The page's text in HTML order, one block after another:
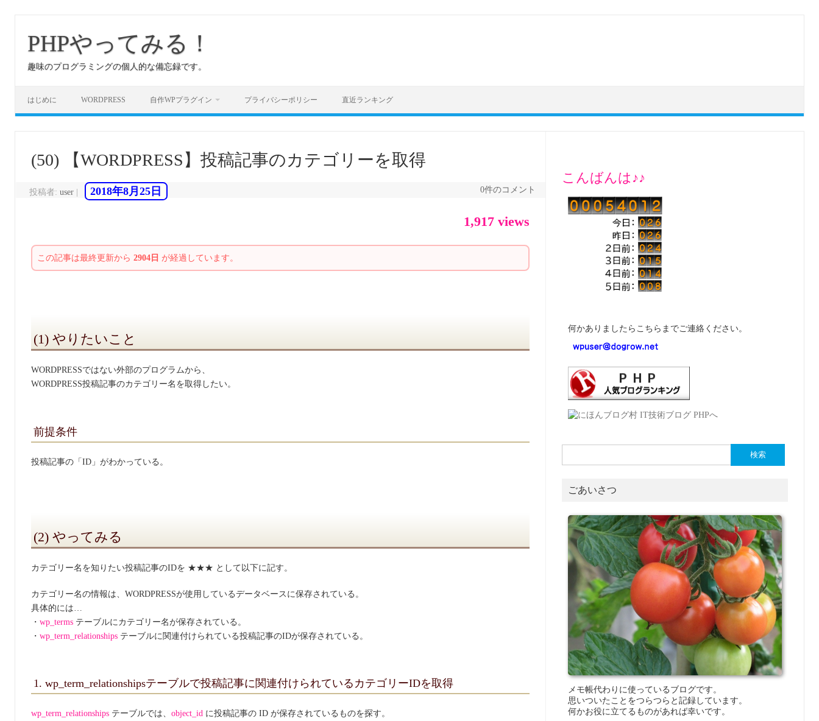
PHPやってみる！
趣味のプログラミングの個人的な備忘録です。
はじめに WORDPRESS 自作WPプラグイン プライバシーポリシー 直近ランキング
(50) 【WORDPRESS】投稿記事のカテゴリーを取得
投稿者: user 2018年8月25日 0件のコメント
1,917 views
この記事は最終更新から 2904日 が経過しています。
(1) やりたいこと
WORDPRESSではない外部のプログラムから、
WORDPRESS投稿記事のカテゴリー名を取得したい。
前提条件
投稿記事の「ID」がわかっている。
(2) やってみる
カテゴリー名を知りたい投稿記事のIDを ★★★ として以下に記す。
カテゴリー名の情報は、WORDPRESSが使用しているデータベースに保存されている。
具体的には…
・ wp_termsテーブルにカテゴリー名が保存されている。
・ wp_term_relationshipsテーブルに関連付けられている投稿記事のIDが保存されている。
1. wp_term_relationshipsテーブルで投稿記事に関連付けられているカテゴリーIDを取得
wp_term_relationshipsテーブルでは、 object_idに投稿記事の ID が保存されているものを探す。
こんばんは♪♪
何かありましたらこちらまでご連絡ください。
索:
ごあいさつ
メモ帳代わりに使っているブログです。
思いついたことをつらつらと記録しています。
何かお役に立てるものがあれば幸いです。